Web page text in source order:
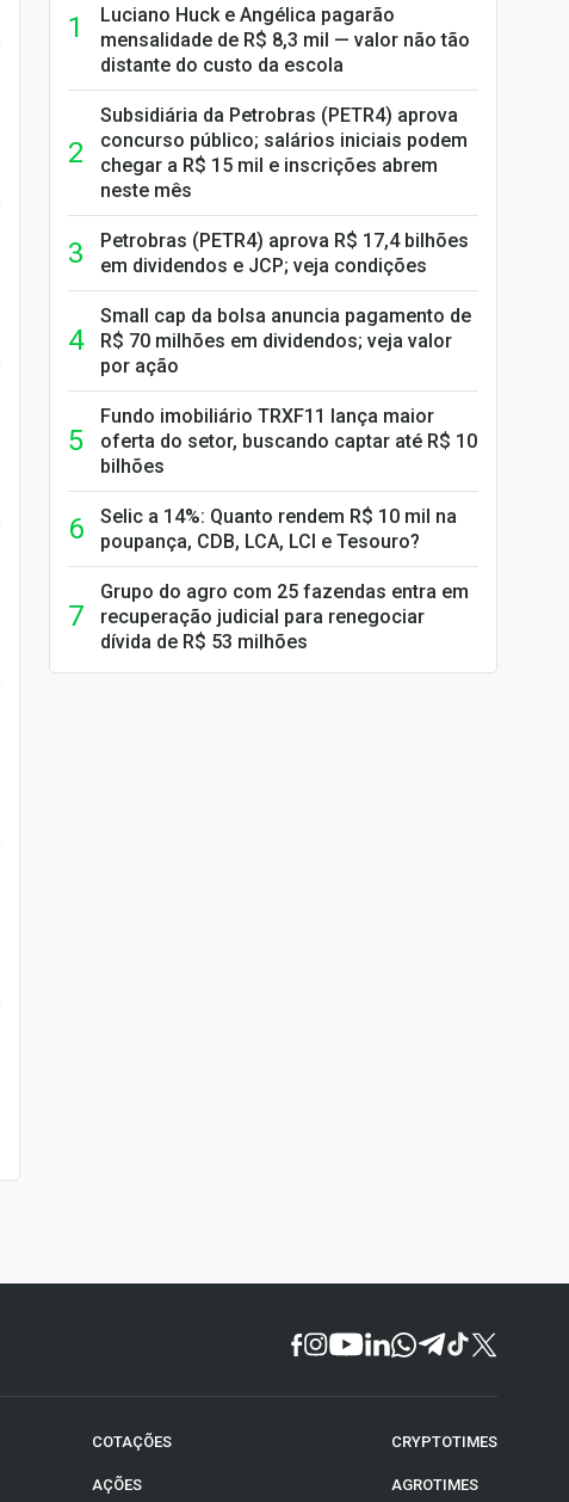
Luciano Huck e Angélica pagarão
mensalidade de R$ 8,3 mil — valor não tão
distante do custo da escola
Subsidiária da Petrobras (PETR4) aprova
concurso público; salários iniciais podem
chegar a R$ 15 mil e inscrições abrem
neste mês
Petrobras (PETR4) aprova R$ 17,4 bilhões
em dividendos e JCP; veja condições
Small cap da bolsa anuncia pagamento de
R$ 70 milhões em dividendos; veja valor
por ação
Fundo imobiliário TRXF11 lança maior
oferta do setor, buscando captar até R$ 10
bilhões
Selic a 14%: Quanto rendem R$ 10 mil na
poupança, CDB, LCA, LCI e Tesouro?
Grupo do agro com 25 fazendas entra em
recuperação judicial para renegociar
dívida de R$ 53 milhões
COTAÇÕES
AÇÕES
CRYPTOTIMES
AGROTIMES